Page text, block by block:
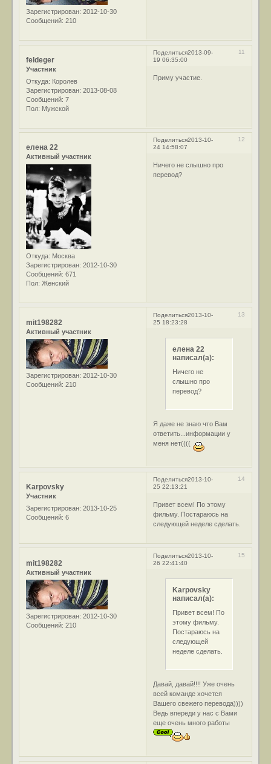
Зарегистрирован: 2012-10-30
Сообщений: 210
Поделиться 11
2013-09-
19 06:35:00
feldeger
Участник
Откуда: Королев
Зарегистрирован: 2013-08-08
Сообщений: 7
Пол: Мужской
Приму участие.
Поделиться 12
2013-10-
24 14:58:07
елена 22
Активный участник
Откуда: Москва
Зарегистрирован: 2012-10-30
Сообщений: 671
Пол: Женский
Ничего не слышно про
перевод?
Поделиться 13
2013-10-
25 18:23:28
mit198282
Активный участник
Зарегистрирован: 2012-10-30
Сообщений: 210
елена 22
написал(а):
Ничего не
слышно про
перевод?
Я даже не знаю что Вам
ответить...информации у
меня нет((((
Поделиться 14
2013-10-
25 22:13:21
Karpovsky
Участник
Зарегистрирован: 2013-10-25
Сообщений: 6
Привет всем! По этому
фильму. Постараюсь на
следующей неделе сделать.
Поделиться 15
2013-10-
26 22:41:40
mit198282
Активный участник
Зарегистрирован: 2012-10-30
Сообщений: 210
Karpovsky
написал(а):
Привет всем! По
этому фильму.
Постараюсь на
следующей
неделе сделать.
Давай, давай!!!! Уже очень
всей команде хочется
Вашего свежего перевода))))
Ведь впереди у нас с Вами
еще очень много работы